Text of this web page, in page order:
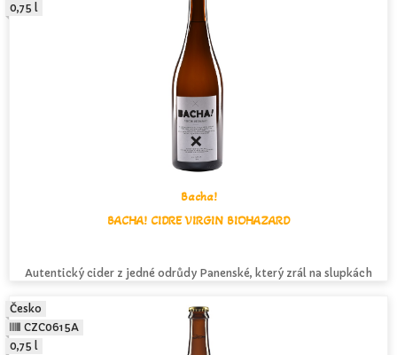
Bacha!
BACHA! CIDRE VIRGIN BIOHAZARD
Autentický cider z jedné odrůdy Panenské, který zrál na slupkách
0,75 l
Česko
CZC0615A
0,75 l